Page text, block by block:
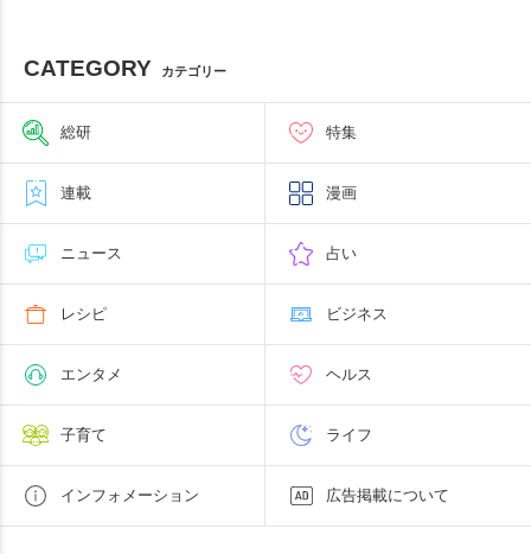
CATEGORY カテゴリー
総研 特集
連載 漫画
ニュース 占い
レシピ ビジネス
エンタメ ヘルス
子育て ライフ
インフォメーション 広告掲載について